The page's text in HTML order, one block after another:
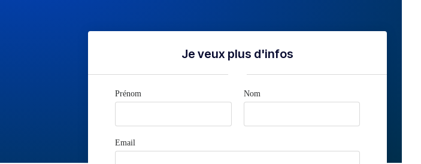
Je veux plus d'infos
Prénom Nom
Email